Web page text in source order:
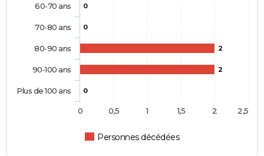
0
0
2
2
0
Personnes décédées
60-70 ans
70-80 ans
80-90 ans
90-100 ans
Plus de 100 ans
0 0,5 1 1,5 2 2,5